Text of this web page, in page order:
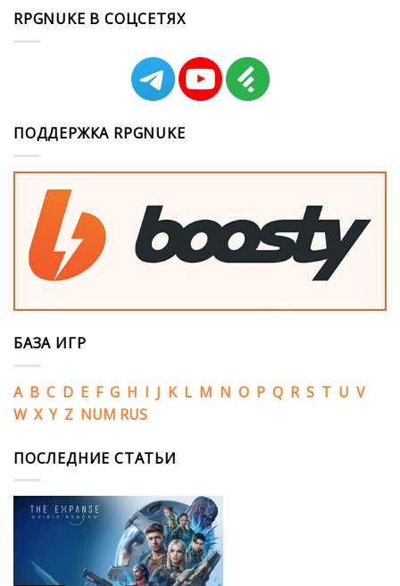
RPGNUKE В СОЦСЕТЯХ
ПОДДЕРЖКА RPGNUKE
БАЗА ИГР
A B C D E F G H I J K L M N O P Q R S T U V
W X Y Z NUM RUS
ПОСЛЕДНИЕ СТАТЬИ